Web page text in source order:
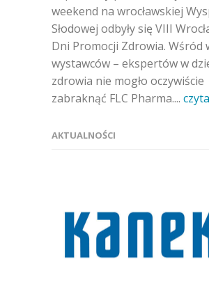
weekend na wrocławskiej
Słodowej odbyły się VIII
Dni Promocji Zdrowia. Wśród
wystawców – ekspertów w
zdrowia nie mogło oczywiście
zabraknąć FLC Pharma....
AKTUALNOŚCI